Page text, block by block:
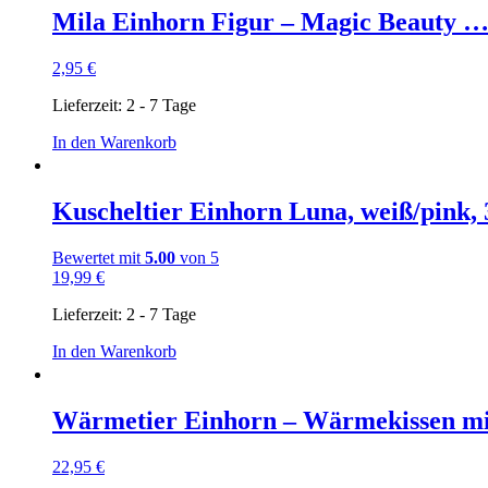
Mila Einhorn Figur – Magic Beauty …
2,95 €
Lieferzeit: 2 - 7 Tage
In den Warenkorb
Kuscheltier Einhorn Luna, weiß/pink,
Bewertet mit 5.00 von 5
19,99 €
Lieferzeit: 2 - 7 Tage
In den Warenkorb
Wärmetier Einhorn – Wärmekissen
22,95 €